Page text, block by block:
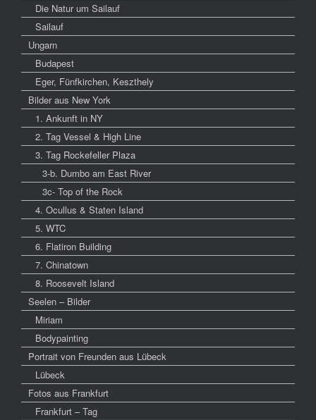
Die Natur um Sailauf
Sailauf
Ungarn
Budapest
Eger, Fünfkirchen, Keszthely
Bilder aus New York
1. Ankunft in NY
2. Tag Vessel & High Line
3. Tag Rockefeller Plaza
3-b. Dumbo am East River
3c- Top of the Rock
4. Ocullus & Staten Island
5. WTC
6. Flatiron Building
7. Chinatown
8. Roosevelt Island
Seelen – Bilder
Miriam
Bodypainting
Portrait von Freunden aus Lübeck
Lübeck
Fotos aus Frankfurt
Frankfurt – Tag